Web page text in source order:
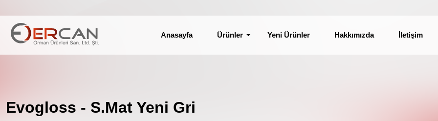
Anasayfa Ürünler Yeni Ürünler Hakkımızda İletişim
Evogloss - S.Mat Yeni Gri